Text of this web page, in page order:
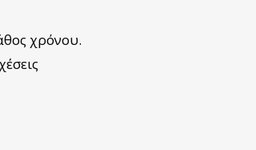
χρόνου.